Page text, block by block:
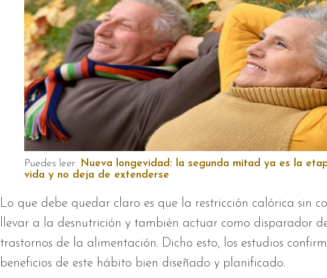
Puedes leer: Nueva longevidad: la segunda mitad ya es la
vida y no deja de extenderse
Lo que debe quedar claro es que la restricción calórica sin
llevar a la desnutrición y también actuar como disparador
trastornos de la alimentación. Dicho esto, los estudios
beneficios de este hábito bien diseñado y planificado.